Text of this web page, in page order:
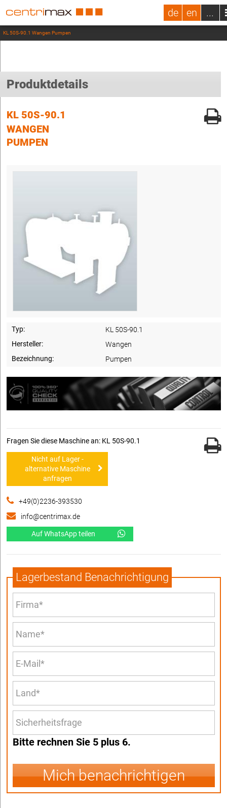
de en ...
KL 50S-90.1 Wangen Pumpen
Produktdetails
KL 50S-90.1
WANGEN
PUMPEN
Typ:
KL 50S-90.1
Hersteller:
Wangen
Bezeichnung:
Pumpen
Fragen Sie diese Maschine an: KL 50S-90.1
Nicht auf Lager -
alternative Maschine
anfragen
+49(0)2236-393530
info@centrimax.de
Auf WhatsApp teilen
Lagerbestand Benachrichtigung
Bitte rechnen Sie 5 plus 6.
Mich benachrichtigen